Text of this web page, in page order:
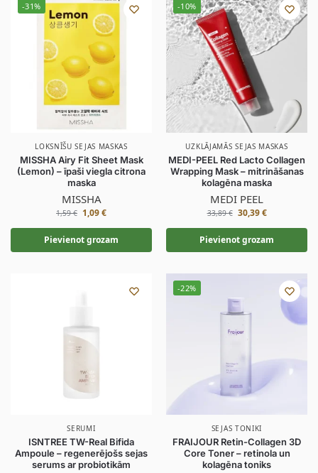
-31%
LOKSNĪŠU SEJAS MASKAS
MISSHA Airy Fit Sheet Mask
(Lemon) – īpaši viegla citrona
maska
MISSHA
1,59€ 1,09€
Pievienot grozam
-10%
UZKLĀJAMĀS SEJAS MASKAS
MEDI-PEEL Red Lacto Collagen
Wrapping Mask – mitrināšanas
kolagēna maska
MEDI PEEL
33,89€ 30,39€
Pievienot grozam
SERUMI
ISNTREE TW-Real Bifida
Ampoule – regenerējošs sejas
serums ar probiotikām
-22%
SEJAS TONIKI
FRAIJOUR Retin-Collagen 3D
Core Toner – retinola un
kolagēna toniks